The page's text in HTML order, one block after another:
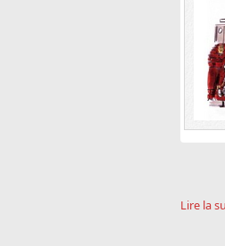
Lire la